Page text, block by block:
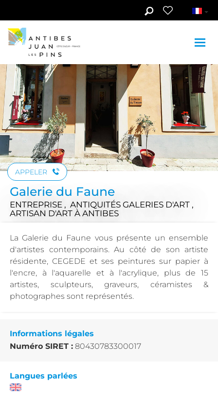
Voir les photos (3)
APPELER
Galerie du Faune
ENTREPRISE , ANTIQUITÉS GALERIES D'ART ,
ARTISAN D'ART À ANTIBES
La Galerie du Faune vous présente un ensemble
d'artistes contemporains. Au côté de son artiste
résidente, CEGEDE et ses peintures sur papier à
l'encre, à l'aquarelle et à l'acrylique, plus de 15
artistes, sculpteurs, graveurs, céramistes &
photographes sont représentés.
Informations légales
Numéro SIRET : 80430783300017
Langues parlées